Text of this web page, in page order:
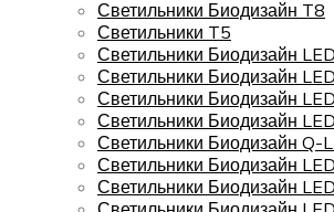
Светильники Биодизайн T8
Светильники T5
Светильники Биодизайн
Светильники Биодизайн
Светильники Биодизайн
Светильники Биодизайн
Светильники Биодизайн Q-
Светильники Биодизайн
Светильники Биодизайн